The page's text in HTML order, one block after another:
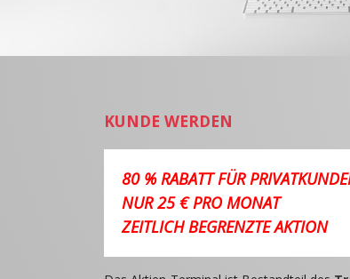
KUNDE WERDEN
80 % RABATT FÜR
NUR 25 € PRO MONAT
ZEITLICH BEGRENZTE AKTION